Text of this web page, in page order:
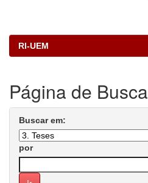
RI-UEM
Página de Busca
Buscar em:
por